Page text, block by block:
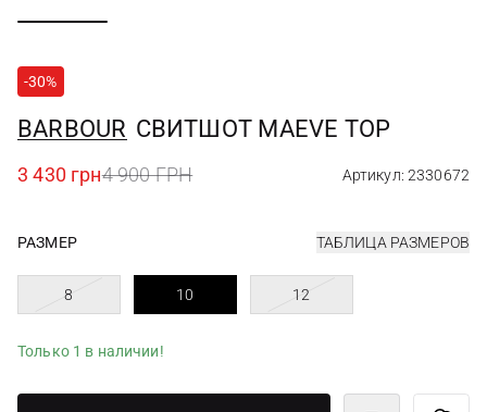
-30%
BARBOUR СВИТШОТ MAEVE TOP
3 430 грн4 900 ГРН Артикул: 2330672
РАЗМЕР ТАБЛИЦА РАЗМЕРОВ
8 10 12
Только 1 в наличии!